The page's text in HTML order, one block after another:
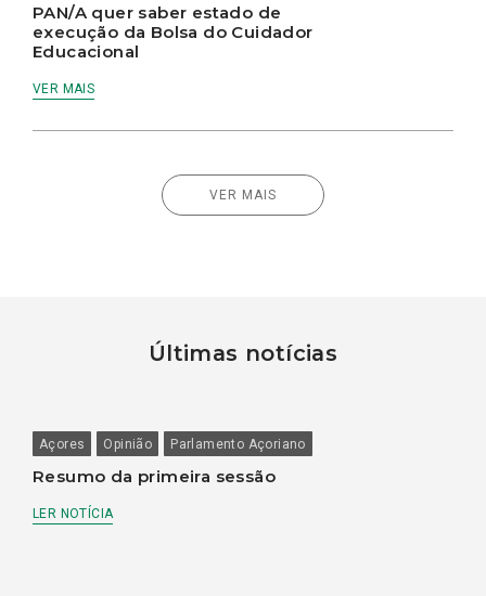
PAN/A quer saber estado de
execução da Bolsa do Cuidador
Educacional
VER MAIS
VER MAIS
Últimas notícias
Açores Opinião Parlamento Açoriano
Resumo da primeira sessão
LER NOTÍCIA